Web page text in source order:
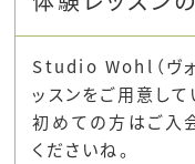
Studio Wohl（ヴォ
ッスンをご用意して
初めての方はご入
くださいね。